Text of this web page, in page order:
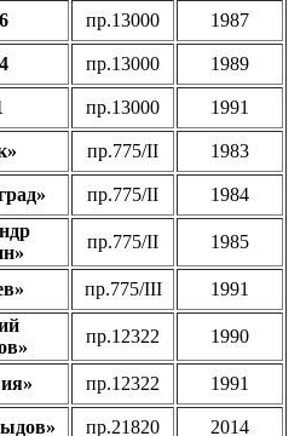
пр.13000 1987
пр.13000 1989
пр.13000 1991
пр.775/II 1983
пр.775/II 1984
пр.775/II 1985
пр.775/III 1991
пр.12322 1990
пр.12322 1991
пр.21820 2014